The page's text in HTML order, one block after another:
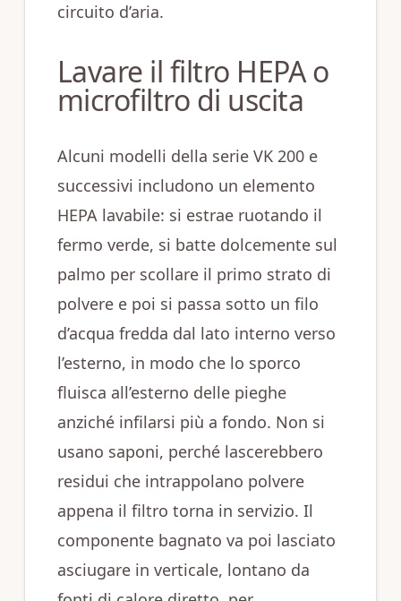
circuito d’aria.
Lavare il filtro HEPA o
microfiltro di uscita
Alcuni modelli della serie VK 200 e
successivi includono un elemento
HEPA lavabile: si estrae ruotando il
fermo verde, si batte dolcemente sul
palmo per scollare il primo strato di
polvere e poi si passa sotto un filo
d’acqua fredda dal lato interno verso
l’esterno, in modo che lo sporco
fluisca all’esterno delle pieghe
anziché infilarsi più a fondo. Non si
usano saponi, perché lascerebbero
residui che intrappolano polvere
appena il filtro torna in servizio. Il
componente bagnato va poi lasciato
asciugare in verticale, lontano da